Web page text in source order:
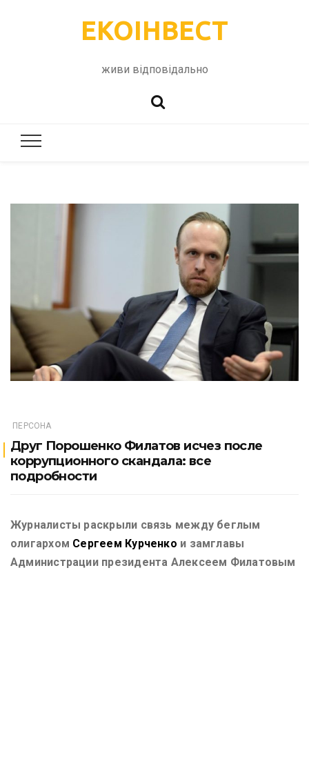
ЕКОІНВЕСТ
живи відповідально
ПЕРСОНА
Друг Порошенко Филатов исчез после
коррупционного скандала: все
подробности
Журналисты раскрыли связь между беглым
олигархом Сергеем Курченко и замглавы
Администрации президента Алексеем Филатовым